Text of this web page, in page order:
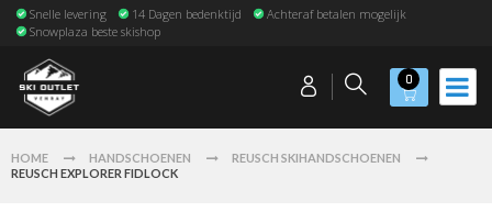
Snelle levering 14 Dagen bedenktijd
Achteraf betalen mogelijk
Snowplaza beste skishop
0
HOME HANDSCHOENEN
REUSCH SKIHANDSCHOENEN
REUSCH EXPLORER FIDLOCK